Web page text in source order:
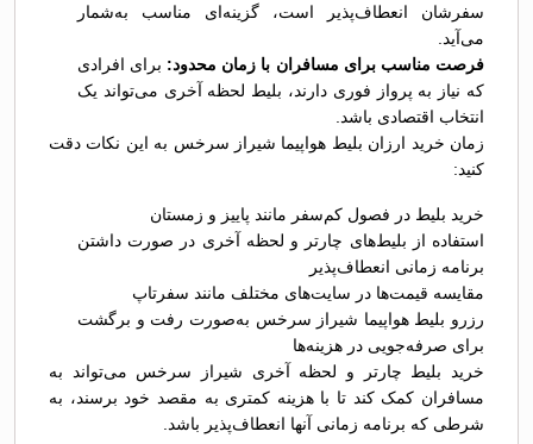
سفرشان انعطاف‌پذیر است، گزینه‌ای مناسب به‌شمار
می‌آید.
فرصت مناسب برای مسافران با زمان محدود: برای افرادی
که نیاز به پرواز فوری دارند، بلیط لحظه آخری می‌تواند یک
انتخاب اقتصادی باشد.
زمان خرید ارزان بلیط هواپیما شیراز سرخس به این نکات دقت
کنید:
خرید بلیط در فصول کم‌سفر مانند پاییز و زمستان
استفاده از بلیط‌های چارتر و لحظه آخری در صورت داشتن
برنامه زمانی انعطاف‌پذیر
مقایسه قیمت‌ها در سایت‌های مختلف مانند سفرتاپ
رزرو بلیط هواپیما شیراز سرخس به‌صورت رفت و برگشت
برای صرفه‌جویی در هزینه‌ها
خرید بلیط چارتر و لحظه آخری شیراز سرخس می‌تواند به
مسافران کمک کند تا با هزینه کمتری به مقصد خود برسند، به
شرطی که برنامه زمانی آنها انعطاف‌پذیر باشد.